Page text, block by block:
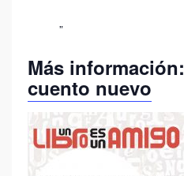
Más información:
cuento nuevo